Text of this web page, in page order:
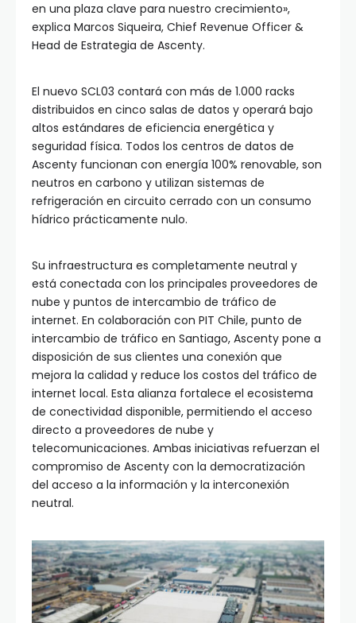
en una plaza clave para nuestro crecimiento»,
explica Marcos Siqueira, Chief Revenue Officer &
Head de Estrategia de Ascenty.
El nuevo SCL03 contará con más de 1.000 racks
distribuidos en cinco salas de datos y operará bajo
altos estándares de eficiencia energética y
seguridad física. Todos los centros de datos de
Ascenty funcionan con energía 100% renovable, son
neutros en carbono y utilizan sistemas de
refrigeración en circuito cerrado con un consumo
hídrico prácticamente nulo.
Su infraestructura es completamente neutral y
está conectada con los principales proveedores de
nube y puntos de intercambio de tráfico de
internet. En colaboración con PIT Chile, punto de
intercambio de tráfico en Santiago, Ascenty pone a
disposición de sus clientes una conexión que
mejora la calidad y reduce los costos del tráfico de
internet local. Esta alianza fortalece el ecosistema
de conectividad disponible, permitiendo el acceso
directo a proveedores de nube y
telecomunicaciones. Ambas iniciativas refuerzan el
compromiso de Ascenty con la democratización
del acceso a la información y la interconexión
neutral.